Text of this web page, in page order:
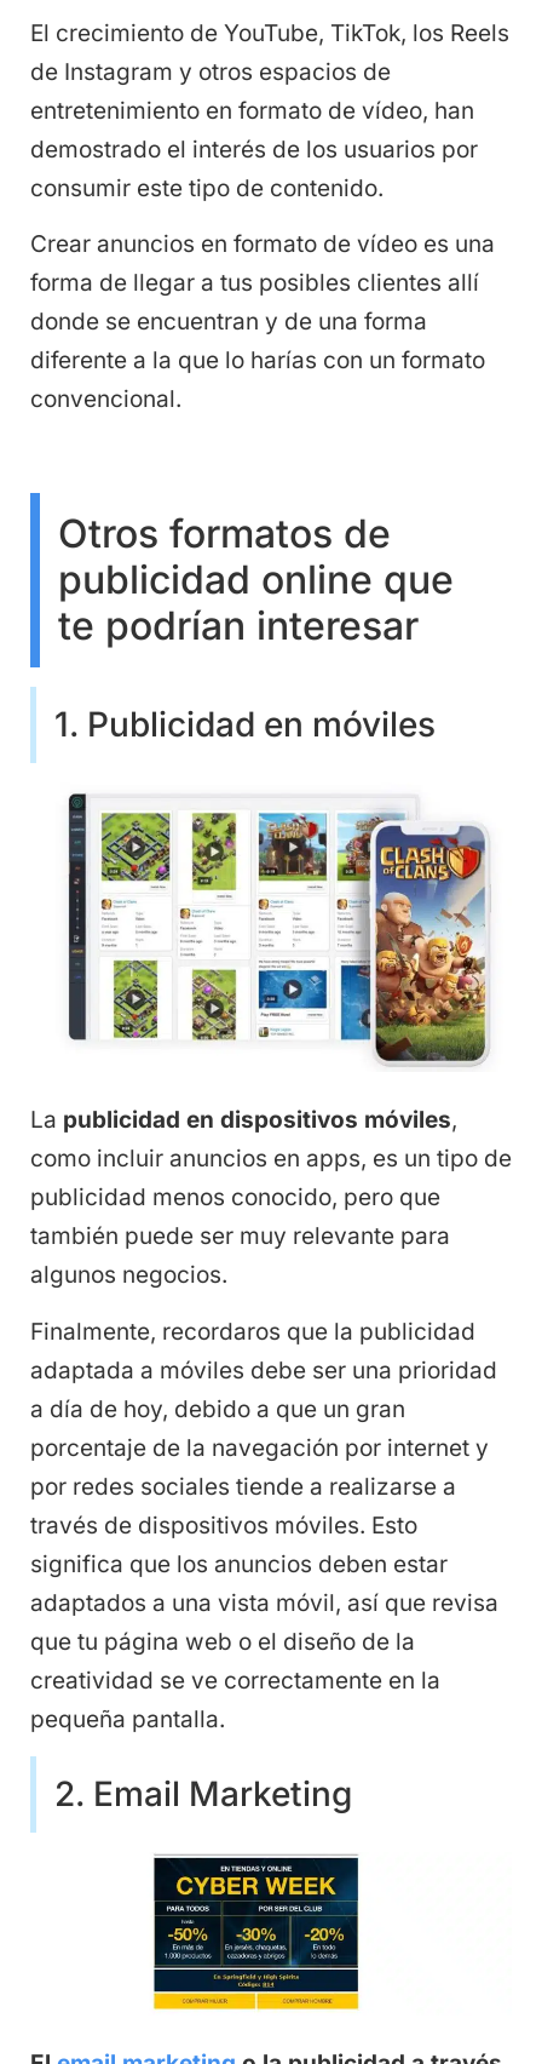
El crecimiento de YouTube, TikTok, los Reels
de Instagram y otros espacios de
entretenimiento en formato de vídeo, han
demostrado el interés de los usuarios por
consumir este tipo de contenido.
Crear anuncios en formato de vídeo es una
forma de llegar a tus posibles clientes allí
donde se encuentran y de una forma
diferente a la que lo harías con un formato
convencional.
Otros formatos de
publicidad online que
te podrían interesar
1. Publicidad en móviles
La publicidad en dispositivos móviles,
como incluir anuncios en apps, es un tipo de
publicidad menos conocido, pero que
también puede ser muy relevante para
algunos negocios.
Finalmente, recordaros que la publicidad
adaptada a móviles debe ser una prioridad
a día de hoy, debido a que un gran
porcentaje de la navegación por internet y
por redes sociales tiende a realizarse a
través de dispositivos móviles. Esto
significa que los anuncios deben estar
adaptados a una vista móvil, así que revisa
que tu página web o el diseño de la
creatividad se ve correctamente en la
pequeña pantalla.
2. Email Marketing